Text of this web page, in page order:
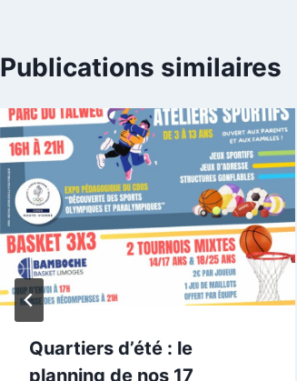
Publications similaires
Quartiers d’été : le
planning de nos 17